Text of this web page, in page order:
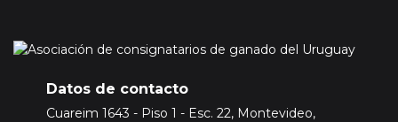
Datos de contacto
Cuareim 1643 - Piso 1 - Esc. 22, Montevideo,